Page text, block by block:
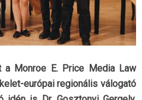
a Monroe E. Price Media Law
európai regionális válogató